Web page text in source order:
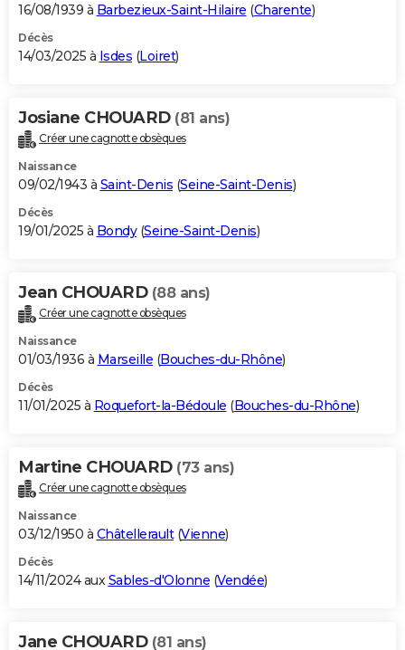
16/08/1939 à Barbezieux-Saint-Hilaire (Charente)
Décès
14/03/2025 à Isdes (Loiret)
Josiane CHOUARD (81 ans)
Créer une cagnotte obsèques
Naissance
09/02/1943 à Saint-Denis (Seine-Saint-Denis)
Décès
19/01/2025 à Bondy(Seine-Saint-Denis)
Jean CHOUARD (88 ans)
Créer une cagnotte obsèques
Naissance
01/03/1936 à Marseille (Bouches-du-Rhône)
Décès
11/01/2025 à Roquefort-la-Bédoule (Bouches-du-Rhône)
Martine CHOUARD (73 ans)
Créer une cagnotte obsèques
Naissance
03/12/1950 à Châtellerault(Vienne)
Décès
14/11/2024 auxSables-d'Olonne (Vendée)
Jane CHOUARD (81 ans)